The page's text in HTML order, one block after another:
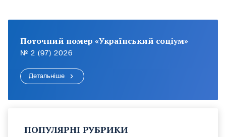
Поточний номер «Український соціум»
№ 2 (97) 2026
Детальніше
ПОПУЛЯРНІ РУБРИКИ